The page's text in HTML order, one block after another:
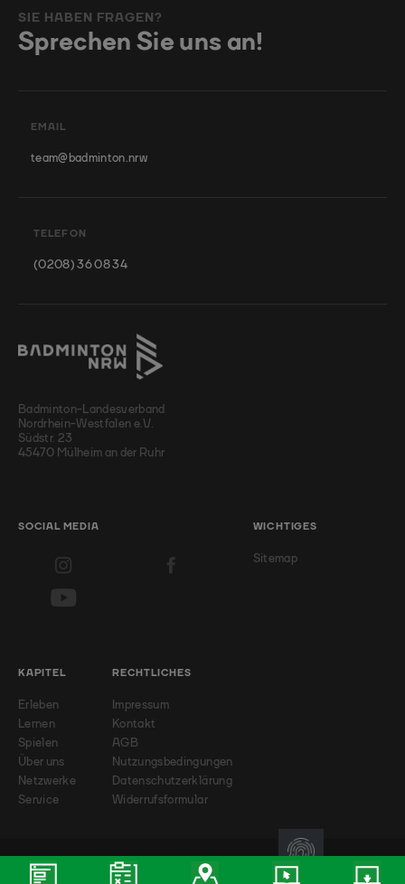
SIE HABEN FRAGEN?
Sprechen Sie uns an!
EMAIL
team@badminton.nrw
TELEFON
(0208) 36 08 34
Badminton-Landesverband
Nordrhein-Westfalen e.V.
Südstr. 23
45470 Mülheim an der Ruhr
SOCIAL MEDIA WICHTIGES
Sitemap
KAPITEL
Erleben
Lernen
Spielen
Über uns
Netzwerke
Service
RECHTLICHES
Impressum
Kontakt
AGB
Nutzungsbedingungen
Datenschutzerklärung
Widerrufsformular
© 2026 - Badminton-Landesverband NRW e.V.